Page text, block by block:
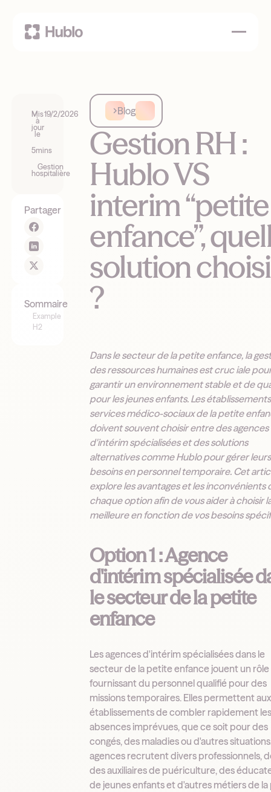
Mis
à
jour
le
19/2/2026
5mins
Gestion
hospitalière
Partager
Sommaire
Example
H2
Blog
Gestion RH :
Hublo VS
interim “petite
enfance”,
solution
?
Dans le secteur de la petite enfance, la
des ressources humaines est cruc iale
garantir un environnement stable et de
pour les jeunes enfants. Les
services médico-sociaux de la petite
doivent souvent choisir entre des agences
d'intérim spécialisées et des solutions
alternatives comme Hublo pour gérer leurs
besoins en personnel temporaire. Cet
explore les avantages et les inconvénients
chaque option afin de vous aider à choisir
meilleure en fonction de vos besoins
Option 1 : Agence
d'intérim spécialisée
le secteur de la petite
enfance
Les agences d'intérim spécialisées dans le
secteur de la petite enfance jouent un rôle
fournissant du personnel qualifié pour des
missions temporaires. Elles permettent aux
établissements de combler rapidement
absences imprévues, que ce soit pour des
congés, des maladies ou d'autres
agences recrutent divers professionnels,
des auxiliaires de puériculture, des
de jeunes enfants et d'autres métiers de